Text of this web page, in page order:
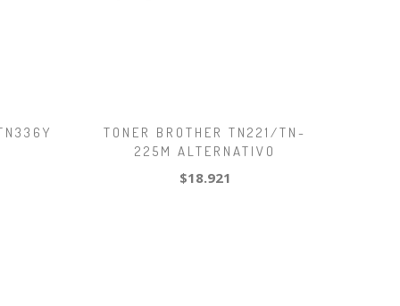
TONER BROTHER TN221/TN-
225M ALTERNATIVO
$18.921